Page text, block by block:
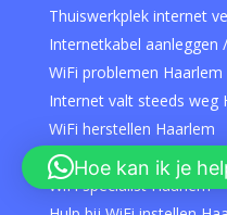
Thuiswerkplek internet
Internetkabel aanleggen
WiFi problemen Haarlem
Internet valt steeds weg
WiFi herstellen Haarlem
Traag internet oplossen
WiFi specialist Haarlem
Hoe kan ik je